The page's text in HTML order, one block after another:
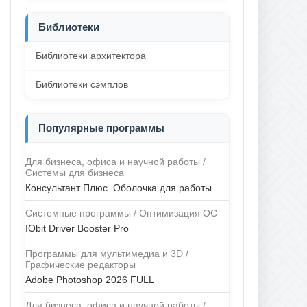
Библиотеки
Библиотеки архитектора
Библиотеки сэмплов
Популярные программы
Для бизнеса, офиса и научной работы /
Системы для бизнеса
Консультант Плюс. Оболочка для работы
Системные программы / Оптимизация ОС
IObit Driver Booster Pro
Программы для мультимедиа и 3D /
Графические редакторы
Adobe Photoshop 2026 FULL